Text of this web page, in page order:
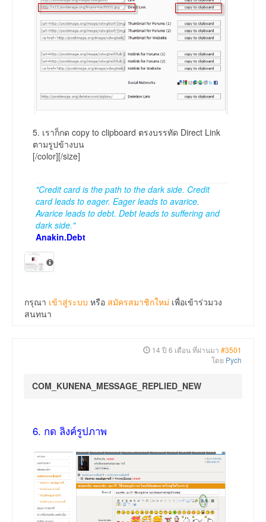
5. เราก็กด copy to clipboard ตรงบรรทัด Direct Link
ตามรูปข้างบน
[/color][/size]
"Credit card is the path to the dark side. Credit
card leads to eager. Eager leads to avarice.
Avarice leads to debt. Debt leads to suffering and
dark side."
Anakin.Debt
กรุณา เข้าสู่ระบบ หรือ สมัครสมาชิกใหม่ เพื่อเข้าร่วมวง
สนทนา
14 ปี 6 เดือน ที่ผ่านมา #3501
โดย Pych
COM_KUNENA_MESSAGE_REPLIED_NEW
6. กด ลิงค์รูปภาพ